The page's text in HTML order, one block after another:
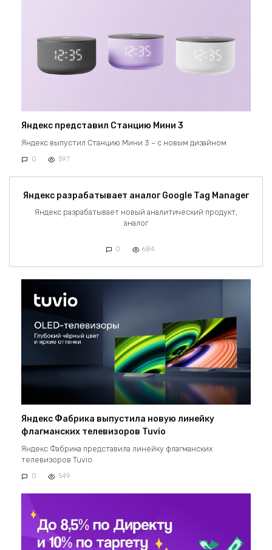
Яндекс представил Станцию Мини 3
Яндекс выпустил Станцию Мини 3 – с новым дизайном
0 597
Яндекс разрабатывает аналог Google Tag Manager
Яндекс разрабатывает новый аналитический продукт,
аналог
0 684
Яндекс Фабрика выпустила новую линейку
флагманских телевизоров Tuvio
Яндекс Фабрика представила линейку флагманских
телевизоров Tuvio.
0 549